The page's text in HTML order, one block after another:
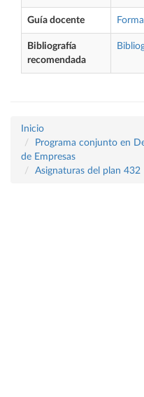
Guía docente
Bibliografía
recomendada
Inicio
Programa conjunto en
de Empresas
Asignaturas del plan 432